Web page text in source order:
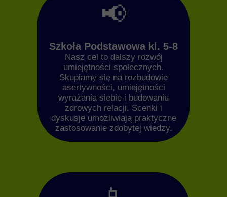
📢
Szkoła Podstawowa kl. 5-8
Nasz cel to dalszy rozwój
umiejętności społecznych.
Skupiamy się na rozbudowie
asertywności, umiejętności
wyrażania siebie i budowaniu
zdrowych relacji. Scenki i
dyskusje umożliwiają praktyczne
zastosowanie zdobytej wiedzy.